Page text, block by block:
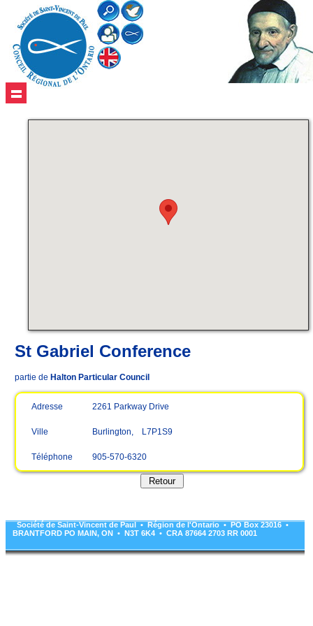
St Gabriel Conference
partie de Halton Particular Council
Adresse 2261 Parkway Drive
Ville Burlington, L7P1S9
Téléphone 905-570-6320
Société de Saint-Vincent de Paul • Région de l'Ontario • PO Box 23016 •
BRANTFORD PO MAIN, ON • N3T 6K4 • CRA 87664 2703 RR 0001